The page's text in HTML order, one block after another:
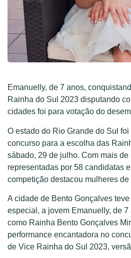
Emanuelly, de 7 anos,
Rainha do Sul 2023 disputando
cidades foi para votação do
O estado do Rio Grande do Sul
concurso para a escolha das
sábado, 29 de julho. Com mais de
representadas por 58 candidatas
competição destacou mulheres de
A cidade de Bento Gonçalves
especial, a jovem Emanuelly, de
como Rainha Bento Gonçalves
performance encantadora no
de Vice Rainha do Sul 2023,